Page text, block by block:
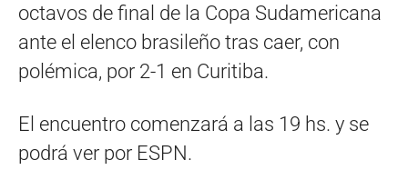
octavos de final de la Copa Sudamericana
ante el elenco brasileño tras caer, con
polémica, por 2-1 en Curitiba.
El encuentro comenzará a las 19 hs. y se
podrá ver por ESPN.